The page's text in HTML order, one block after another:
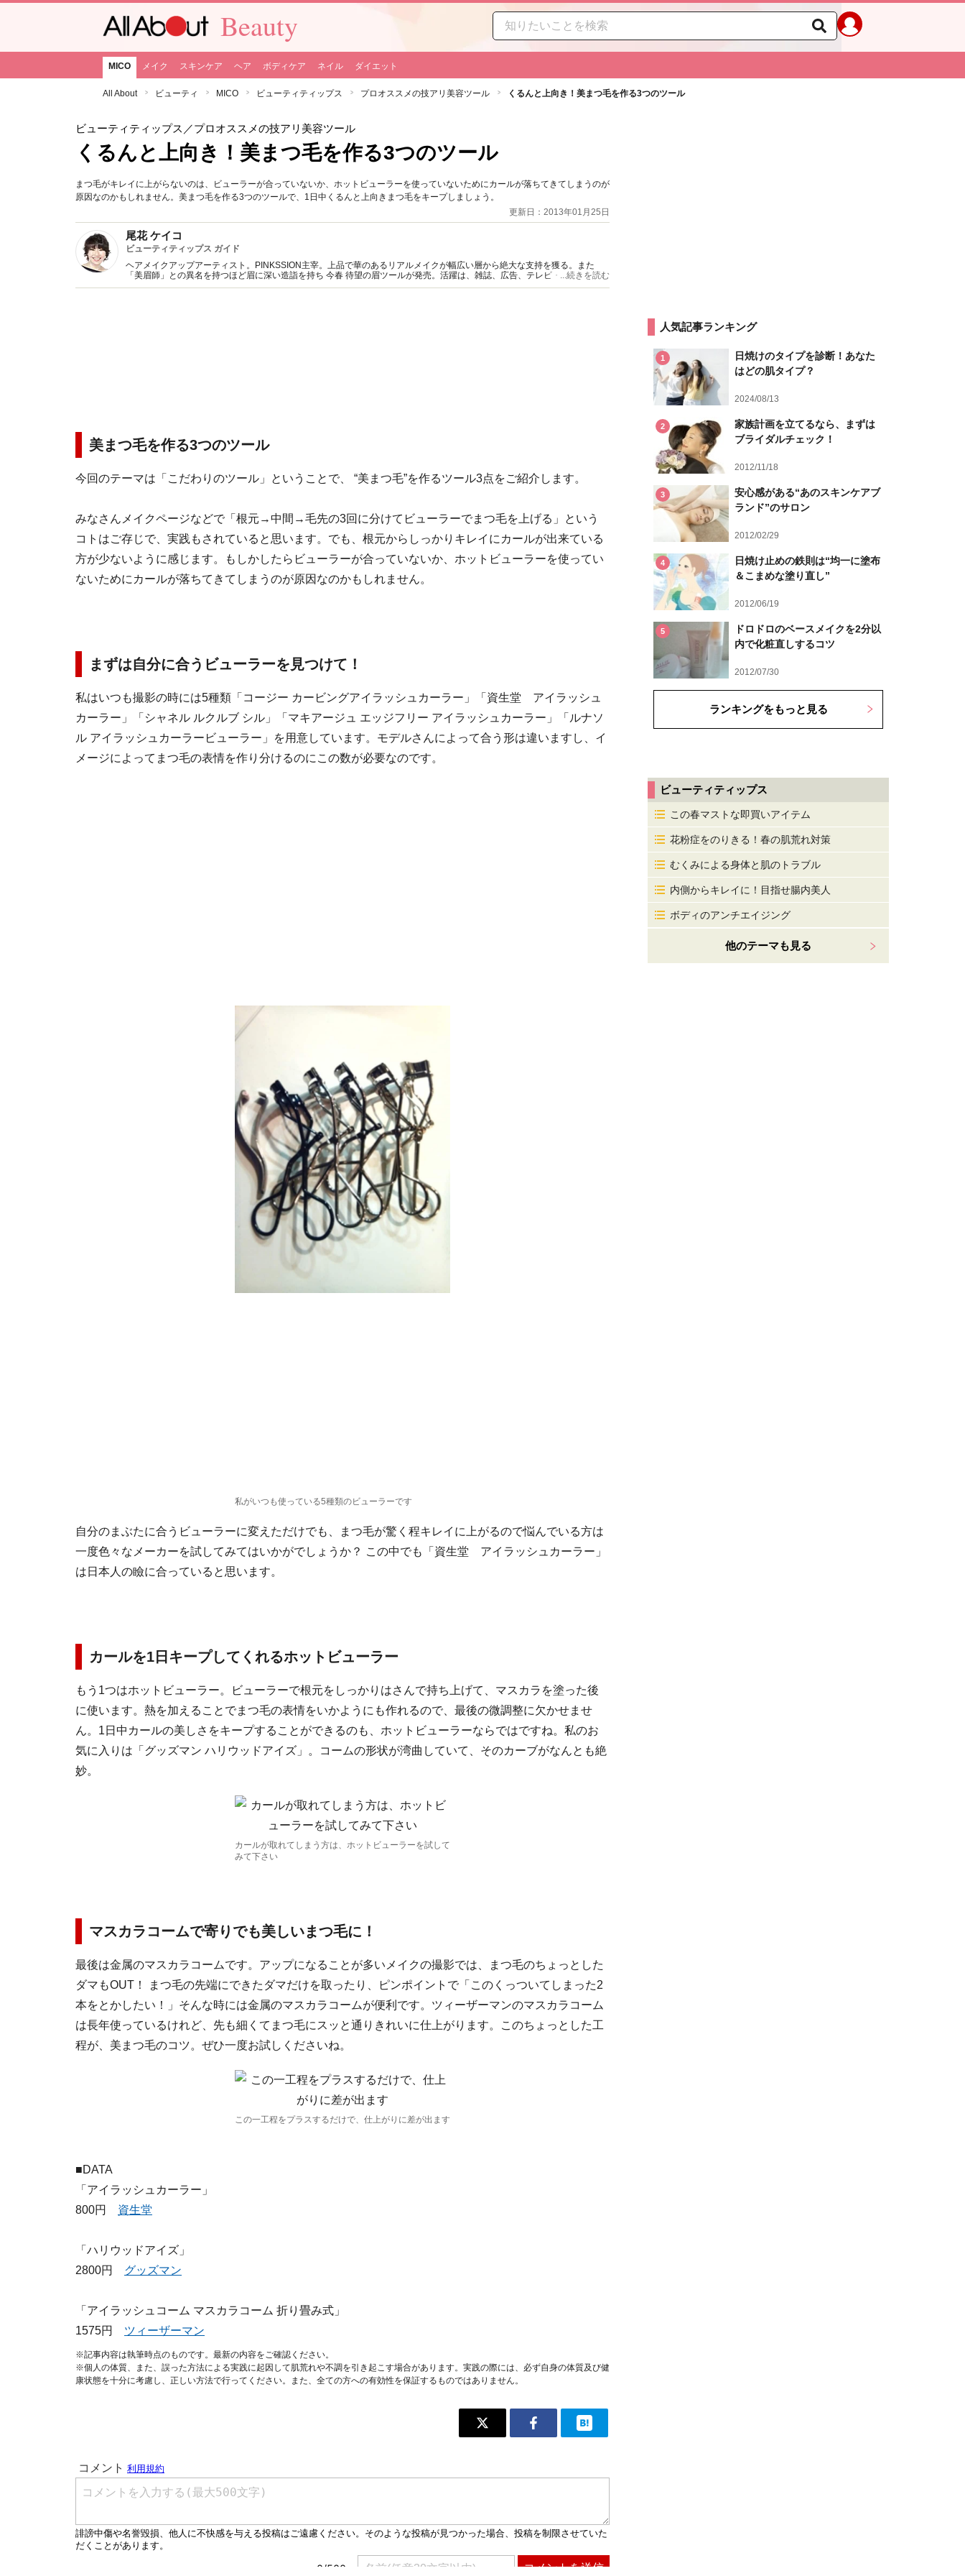
Beauty
MICO メイク スキンケア ヘア ボディケア ネイル ダイエット
All About ビューティ MICO ビューティティップス プロオススメの技アリ美容ツール くるんと上向き！美まつ毛を作る3つのツール
ビューティティップス ／プロオススメの技アリ美容ツール
くるんと上向き！美まつ毛を作る3つのツール
まつ毛がキレイに上がらないのは、ビューラーが合っていないか、ホットビューラーを使っていないためにカールが落ちてきてしまうのが
原因なのかもしれません。美まつ毛を作る3つのツールで、1日中くるんと上向きまつ毛をキープしましょう。
更新日：2013年01月25日
尾花 ケイコ
ビューティティップス ガイド
ヘアメイクアップアーティスト。PINKSSION主宰。上品で華のあるリアルメイクが幅広い層から絶大な支持を獲る。また
「美眉師」との異名を持つほど眉に深い造詣を持ち 今春 待望の眉ツールが発売。活躍は、雑誌、広告、テレビ・ラジオ、講
習会など多岐に渡る。著書多数。
...続きを読む
美まつ毛を作る3つのツール
今回のテーマは「こだわりのツール」ということで、 “美まつ毛”を作るツール3点をご紹介します。
みなさんメイクページなどで「根元→中間→毛先の3回に分けてビューラーでまつ毛を上げる」という
コトはご存じで、実践もされていると思います。でも、根元からしっかりキレイにカールが出来ている
方が少ないように感じます。もしかしたらビューラーが合っていないか、ホットビューラーを使ってい
ないためにカールが落ちてきてしまうのが原因なのかもしれません。
まずは自分に合うビューラーを見つけて！
私はいつも撮影の時には5種類「コージー カービングアイラッシュカーラー」「資生堂 アイラッシュ
カーラー」「シャネル ルクルブ シル」「マキアージュ エッジフリー アイラッシュカーラー」「ルナソ
ル アイラッシュカーラービューラー」を用意しています。モデルさんによって合う形は違いますし、イ
メージによってまつ毛の表情を作り分けるのにこの数が必要なのです。
私がいつも使っている5種類のビューラーです
自分のまぶたに合うビューラーに変えただけでも、まつ毛が驚く程キレイに上がるので悩んでいる方は
一度色々なメーカーを試してみてはいかがでしょうか？ この中でも「資生堂 アイラッシュカーラー」
は日本人の瞼に合っていると思います。
カールを1日キープしてくれるホットビューラー
もう1つはホットビューラー。ビューラーで根元をしっかりはさんで持ち上げて、マスカラを塗った後
に使います。熱を加えることでまつ毛の表情をいかようにも作れるので、最後の微調整に欠かせませ
ん。1日中カールの美しさをキープすることができるのも、ホットビューラーならではですね。私のお
気に入りは「グッズマン ハリウッドアイズ」。コームの形状が湾曲していて、そのカーブがなんとも絶
妙。
カールが取れてしまう方は、ホットビューラーを試して
みて下さい
マスカラコームで寄りでも美しいまつ毛に！
最後は金属のマスカラコームです。アップになることが多いメイクの撮影では、まつ毛のちょっとした
ダマもOUT！ まつ毛の先端にできたダマだけを取ったり、ピンポイントで「このくっついてしまった2
本をとかしたい！」そんな時には金属のマスカラコームが便利です。ツィーザーマンのマスカラコーム
は長年使っているけれど、先も細くてまつ毛にスッと通りきれいに仕上がります。このちょっとした工
程が、美まつ毛のコツ。ぜひ一度お試しくださいね。
この一工程をプラスするだけで、仕上がりに差が出ます
■DATA
「アイラッシュカーラー」
800円 資生堂
「ハリウッドアイズ」
2800円 グッズマン
「アイラッシュコーム マスカラコーム 折り畳み式」
1575円 ツィーザーマン
※記事内容は執筆時点のものです。最新の内容をご確認ください。
※個人の体質、また、誤った方法による実践に起因して肌荒れや不調を引き起こす場合があります。実践の際には、必ず自身の体質及び健
康状態を十分に考慮し、正しい方法で行ってください。また、全ての方への有効性を保証するものではありません。
人気記事ランキング
1
日焼けのタイプを診断！あなた
はどの肌タイプ？
2024/08/13
2
家族計画を立てるなら、まずは
ブライダルチェック！
2012/11/18
3
安心感がある“あのスキンケアブ
ランド”のサロン
2012/02/29
4
日焼け止めの鉄則は“均一に塗布
＆こまめな塗り直し”
2012/06/19
5
ドロドロのベースメイクを2分以
内で化粧直しするコツ
2012/07/30
ランキングをもっと見る
ビューティティップス
この春マストな即買いアイテム
花粉症をのりきる！春の肌荒れ対策
むくみによる身体と肌のトラブル
内側からキレイに！目指せ腸内美人
ボディのアンチエイジング
他のテーマも見る